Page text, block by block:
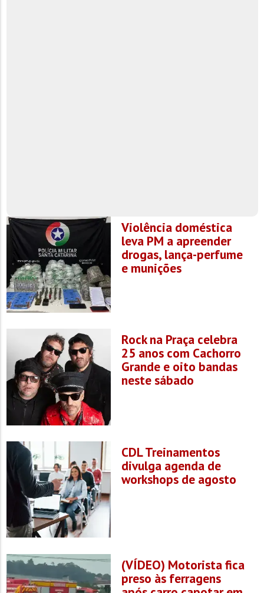
Violência doméstica
leva PM a apreender
drogas, lança-perfume
e munições
Rock na Praça celebra
25 anos com Cachorro
Grande e oito bandas
neste sábado
CDL Treinamentos
divulga agenda de
workshops de agosto
(VÍDEO) Motorista fica
preso às ferragens